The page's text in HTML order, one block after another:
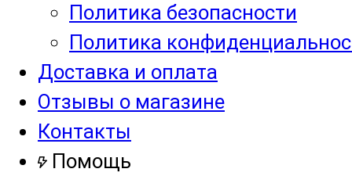
Политика безопасности
Политика
Доставка и оплата
Отзывы о магазине
Контакты
Помощь